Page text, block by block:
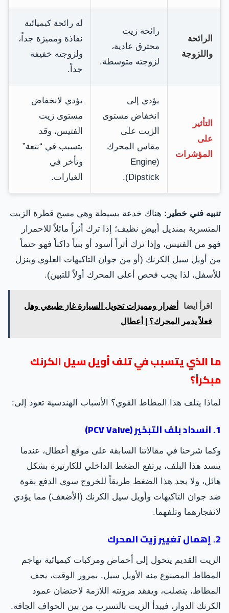
الرائحة
واللزوجة
رائحة زيت
محترق عادية،
لزوجته متوسطة.
له رائحة كيميائية
نفاذة ومميزة جداً،
ولزوجته خفيفة
جداً.
التأثير
على
المؤشرات
يؤدي إلى
انخفاض مستوى
الزيت على
مقاس المحرك
(Engine
Dipstick).
يؤدي لانخفاض
مستوى زيت
الفتيس، وقد
يتسبب في “نتعة”
وتأخر في
الغيارات.
تنبيه فني خطير: هناك خدعة بسيطة وهي مسح قطرة الزيت
المتسربة بمنديل أبيض نظيف؛ إذا ترك أثراً مائلاً للاحمرار
فهو من الفتيس، وإذا ترك أثراً أسود أو بنياً داكناً فهو حتماً
من أويل سيل الكرنك (أو من جوان التاكيهات العلوي وينزل
للأسفل، لذا يجب فحص أعلى المحرك أولاً للتبين).
اقرأ ايضا
أضرار ومميزات تحويل السيارة غاز طبيعي وهل
فعلاً يدمر المحرك؟ | أعطال
ما الذي يتسبب في تلف أويل سيل الكرنك
مبكراً؟
لماذا يتلف هذا المطاط القوي؟ الأسباب الهندسية تعود إلى:
1. انسداد بلف التبخير (PCV Valve)
وكما شرحنا في مقالاتنا السابقة على موقع أعطال، عندما
ينسد هذا البلف، يرتفع الضغط الداخلي للكارتيرة بشكل
هائل، ولا يجد هذا الضغط طريقاً للخروج سوى الدفع بقوة
ضد جوان التاكيهات وأويل سيل الكرنك (الأضعف) مما يؤدي
لانفجارهما وتلفهما.
2. إهمال تغيير زيت المحرك
الزيت القديم يتحول إلى أحماض ومركبات كيميائية تهاجم
المطاط المصنوع منه الأويل سيل. بمرور الوقت، يجف
المطاط، يتصلب، ويفقد مرونته اللازمة لاحتضان عمود
الكرنك الدوار، فيبدأ الزيت بالتسرب من بين الحواف الجافة.